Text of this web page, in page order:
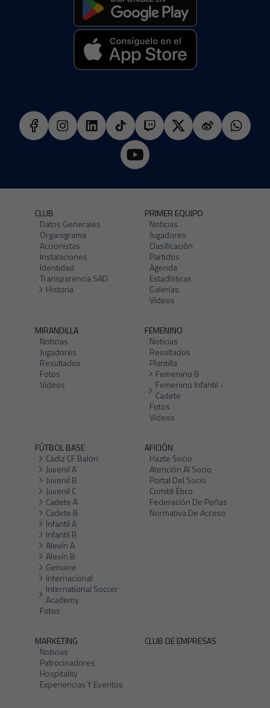
CLUB
Datos Generales
Organigrama
Accionistas
Instalaciones
Identidad
Transparencia SAD
Historia
PRIMER EQUIPO
Noticias
Jugadores
Clasificación
Partidos
Agenda
Estadísticas
Galerías
Vídeos
MIRANDILLA
Noticias
Jugadores
Resultados
Fotos
Vídeos
FEMENINO
Noticias
Resultados
Plantilla
Femenino B
Femenino Infantil -
Cadete
Fotos
Vídeos
FÚTBOL BASE
Cádiz CF Balón
Juvenil A
Juvenil B
Juvenil C
Cadete A
Cadete B
Infantil A
Infantil B
Alevín A
Alevín B
Genuine
Internacional
International Soccer
Academy
Fotos
AFICIÓN
Hazte Socio
Atención Al Socio
Portal Del Socio
Comité Ético
Federación De Peñas
Normativa De Acceso
MARKETING
Noticias
Patrocinadores
Hospitality
Experiencias Y Eventos
CLUB DE EMPRESAS